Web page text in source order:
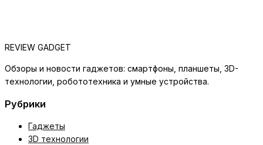
REVIEW GADGET
Обзоры и новости гаджетов: смартфоны, планшеты, 3D-
технологии, робототехника и умные устройства.
Рубрики
Гаджеты
3D технологии